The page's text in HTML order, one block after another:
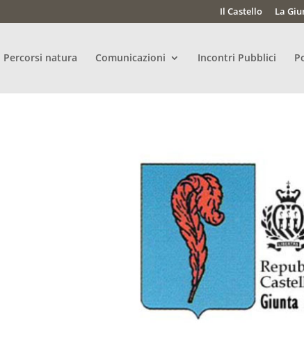
Il Castello La
Percorsi natura Comunicazioni Incontri Pubblici